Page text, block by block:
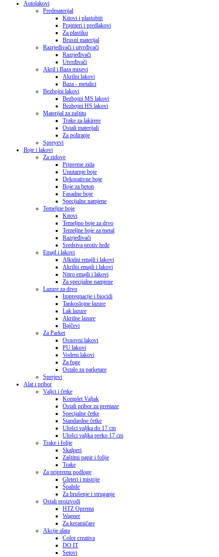
Autolakovi
Predmaterijal
Kitovi i plastobiti
Prajmeri i predlakovi
Za plastiku
Brusni materijal
Razrjeđivači i utvrđivači
Razrjeđivači
Utvrđivači
Akril i Baza mixevi
Akrilni lakovi
Baza - metalici
Bezbojni lakovi
Bezbojni MS lakovi
Bezbojni HS lakovi
Materijal za zaštitu
Trake za lakirere
Ostali materijali
Za poliranje
Spreyevi
Boje i lakovi
Za zidove
Pripreme zida
Unutarnje boje
Dekorativne boje
Boje za beton
Fasadne boje
Specijalne namjene
Temeljne boje
Kitovi
Temeljno boje za drvo
Temeljne boje za metal
Razrjeđivači
Sredstva protiv hrđe
Emajl i lakovi
Alkidni emajli i lakovi
Akrilni emajli i lakovi
Nitro emajli i lakovi
Za specijalne namjene
Lazure za drvo
Impregnacije i biocidi
Tankoslojne lazure
Lak lazure
Akrilne lazure
Bajčevi
Za Parket
Osnovni lakovi
PU lakovi
Vodeni lakovi
Za fuge
Ostalo za parketare
Sprejevi
Alat i pribor
Valjci i četke
Komplet Valjak
Ostali pribor za premaze
Specijalne četke
Standardne četke
Ulošci valjka do 17 cm
Ulošci valjka preko 17 cm
Trake i folije
Skalperi
Zaštitni papir i folije
Trake
Za pripremu podloge
Gleteri i mistrije
Špahtle
Za brušenje i struganje
Ostali proizvodi
HTZ Oprema
Wagner
Za keramičare
Akcije alata
Color creativa
DO IT
Setovi